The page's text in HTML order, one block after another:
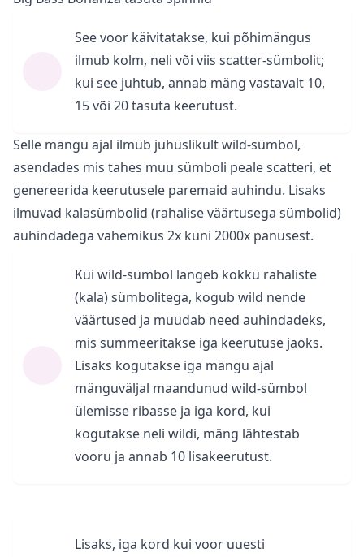
See voor käivitatakse, kui põhimängus
ilmub kolm, neli või viis scatter-sümbolit;
kui see juhtub, annab mäng vastavalt 10,
15 või 20 tasuta keerutust.
Selle mängu ajal ilmub juhuslikult wild-sümbol,
asendades mis tahes muu sümboli peale scatteri, et
genereerida keerutusele paremaid auhindu. Lisaks
ilmuvad kalasümbolid (rahalise väärtusega sümbolid)
auhindadega vahemikus 2x kuni 2000x panusest.
Kui wild-sümbol langeb kokku rahaliste
(kala) sümbolitega, kogub wild nende
väärtused ja muudab need auhindadeks,
mis summeeritakse iga keerutuse jaoks.
Lisaks kogutakse iga mängu ajal
mänguväljal maandunud wild-sümbol
ülemisse ribasse ja iga kord, kui
kogutakse neli wildi, mäng lähtestab
vooru ja annab 10 lisakeerutust.
Lisaks, iga kord kui voor uuesti